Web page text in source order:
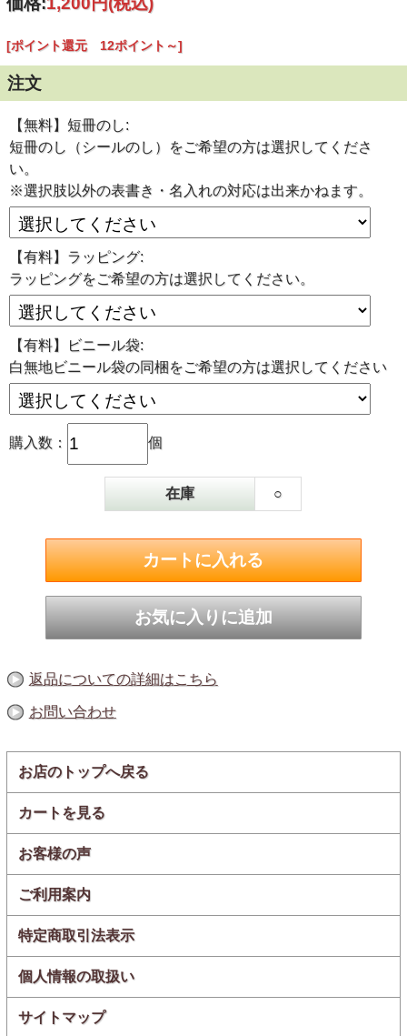
『スモッち』おいしさのヒミ
従来の燻製卵は､燻製方法によって黄身はパサパサ､白身は
固めになりがちでした。しかし､『スモッち』は､じっくり
1週間もかけて作っているからこそ､ 黄身はとろ～り､白身
はプルンプルンの今までにない｢くせになる食感｣を実現し
ました。
燻製液に頼らず自然な状態
で
本格燻製！
『スモッち』は､燻製液ではなく国際特許の燻製機で､卵の
した後､3日間熟成しているので､中までほのかな燻製の風
味が楽しめるのです。
自社農場や契約農場の若鶏
が産んだ
『スモッち』に使用する卵は､限られた農場で産まれた､安
全おいしい卵です。 契約農場の若鶏が産む､活力があり殻
の固いMSサイズの新鮮卵に限定しています。 黄身と白身
で美味しくお召し上がりいただけるのです。
[ポイント還元 12ポイント～]
注文
【無料】短冊のし:
短冊のし（シールのし）をご希望の方は選択してくださ
い。
※選択肢以外の表書き・名入れの対応は出来かねます。
【有料】ラッピング:
ラッピングをご希望の方は選択してください。
【有料】ビニール袋:
白無地ビニール袋の同梱をご希望の方は選択してください
購入数： 個
在庫 ○
返品についての詳細はこちら
お問い合わせ
お店のトップへ戻る
カートを見る
お客様の声
ご利用案内
特定商取引法表示
個人情報の取扱い
サイトマップ